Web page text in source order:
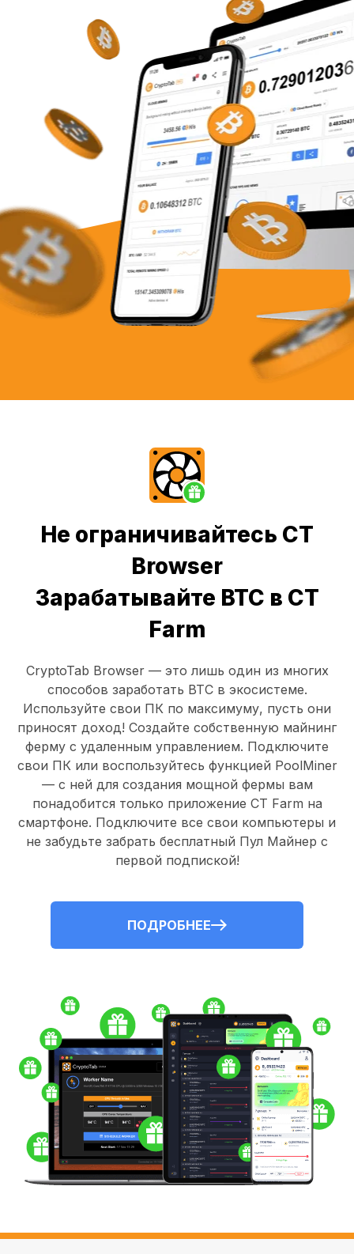
Не ограничивайтесь CT
Browser
Зарабатывайте BTC в CT
Farm
CryptoTab Browser— это лишь один из многих
способов заработать BTC в экосистеме.
Используйте свои ПК по максимуму, пусть они
приносят доход! Создайте собственную майнинг
ферму с удаленным управлением. Подключите
свои ПКили воспользуйтесь функцией PoolMiner
— с ней для создания мощной фермы вам
понадобится только приложение CT Farm на
смартфоне. Подключите все свои компьютеры и
не забудьте забрать бесплатный Пул Майнер с
первой подпиской!
ПОДРОБНЕЕ